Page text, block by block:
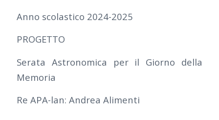
Anno scolastico 2024-2025
PROGETTO
Serata Astronomica per il Giorno della
Memoria
Re APA-lan: Andrea Alimenti